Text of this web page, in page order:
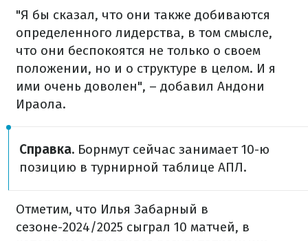
"Я бы сказал, что они также добиваются
определенного лидерства, в том смысле,
что они беспокоятся не только о своем
положении, но и о структуре в целом. И я
ими очень доволен", – добавил Андони
Ираола.
Справка. Борнмут сейчас занимает 10-ю
позицию в турнирной таблице АПЛ.
Отметим, что Илья Забарный в
сезоне-2024/2025 сыграл 10 матчей, в